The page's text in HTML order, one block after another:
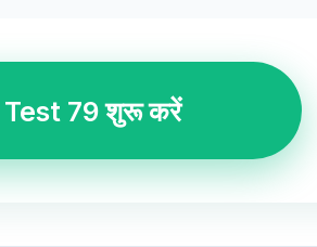
Test 79 शुरू करें